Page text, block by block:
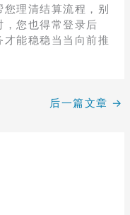
理清结算流程，别
您也得常登录后
能稳稳当当向前推
后一篇文章 →